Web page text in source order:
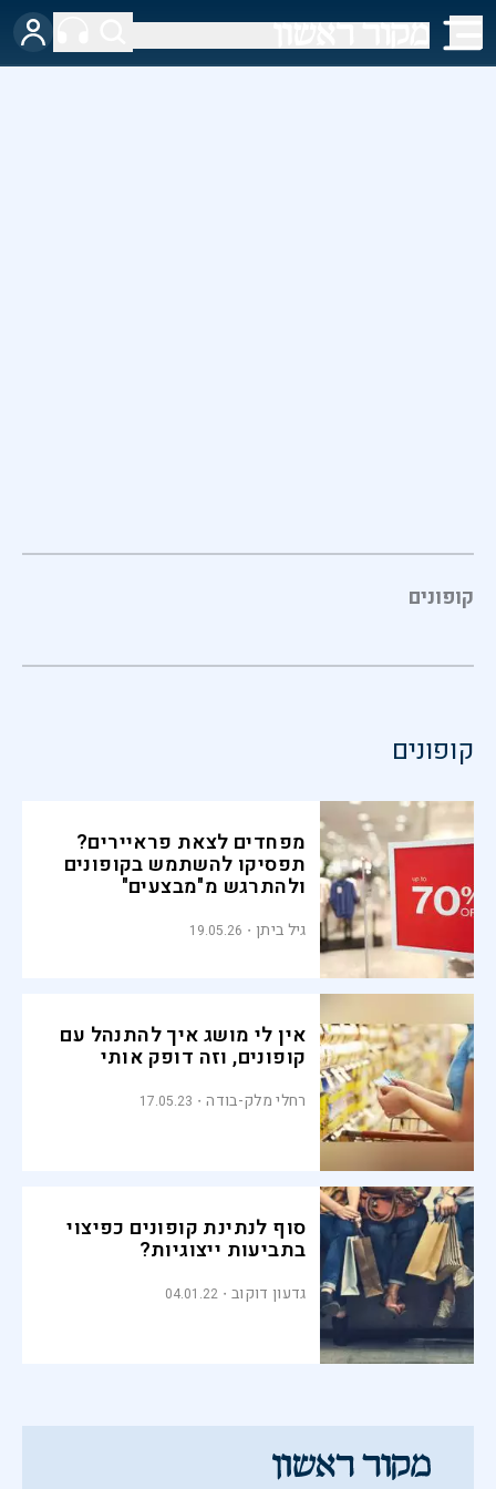
קופונים
קופונים
מפחדים לצאת פראיירים?
תפסיקו להשתמש בקופונים
ולהתרגש מ"מבצעים"
גיל ביתן 19.05.26
אין לי מושג איך להתנהל עם
קופונים, וזה דופק אותי
רחלי מלק-בודה 17.05.23
סוף לנתינת קופונים כפיצוי
בתביעות ייצוגיות?
גדעון דוקוב 04.01.22